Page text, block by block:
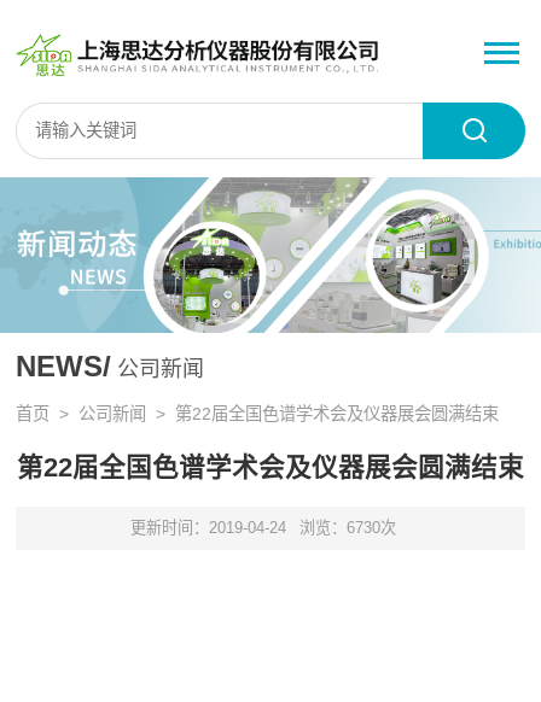
NEWS/ 公司新闻
首页 > 公司新闻 > 第22届全国色谱学术会及仪器展会圆满结束
第22届全国色谱学术会及仪器展会圆满结束
更新时间：2019-04-24 浏览：6730次